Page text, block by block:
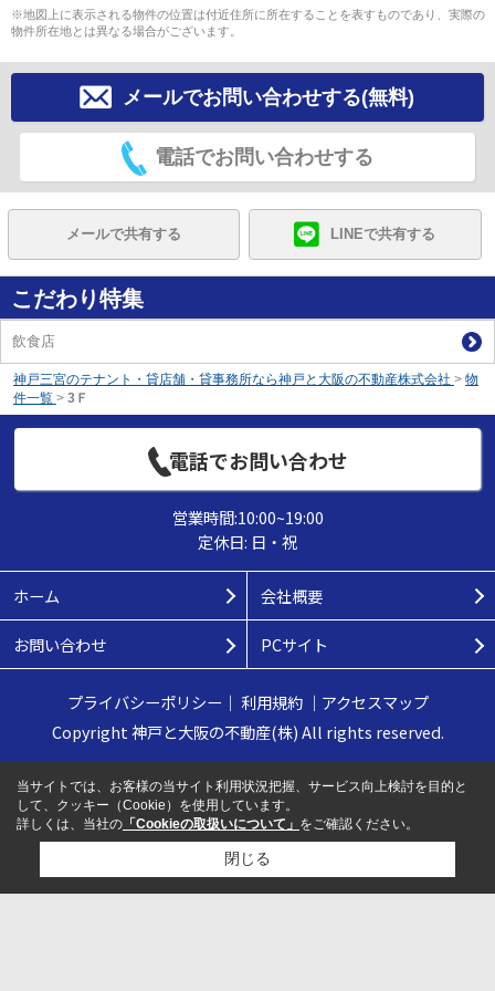
※地図上に表示される物件の位置は付近住所に所在することを表すものであり、実際の
物件所在地とは異なる場合がございます。
メールでお問い合わせする(無料)
電話でお問い合わせする
メールで共有する LINEで共有する
こだわり特集
飲食店
神戸三宮のテナント・貸店舗・貸事務所なら神戸と大阪の不動産株式会社 > 物
件一覧 > 3Ｆ
電話でお問い合わせ
営業時間:10:00~19:00
定休日: 日・祝
ホーム 会社概要
お問い合わせ PCサイト
プライバシーポリシー ｜ 利用規約｜ アクセスマップ
Copyright 神戸と大阪の不動産(株) All rights reserved.
当サイトでは、お客様の当サイト利用状況把握、サービス向上検討を目的と
して、クッキー（Cookie）を使用しています。
詳しくは、当社の 「Cookieの取扱いについて」 をご確認ください。
閉じる